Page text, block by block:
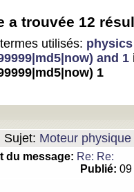
a trouvée 12
utilisés:
and 1
1
Sujet: Moteur
du message: Re: Re:
Publié: